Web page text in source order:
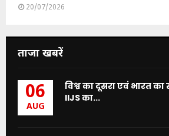
20/07/2026
ताजा खबरें
06
AUG
विश्व का दूसरा एवं भारत
IIJS का...